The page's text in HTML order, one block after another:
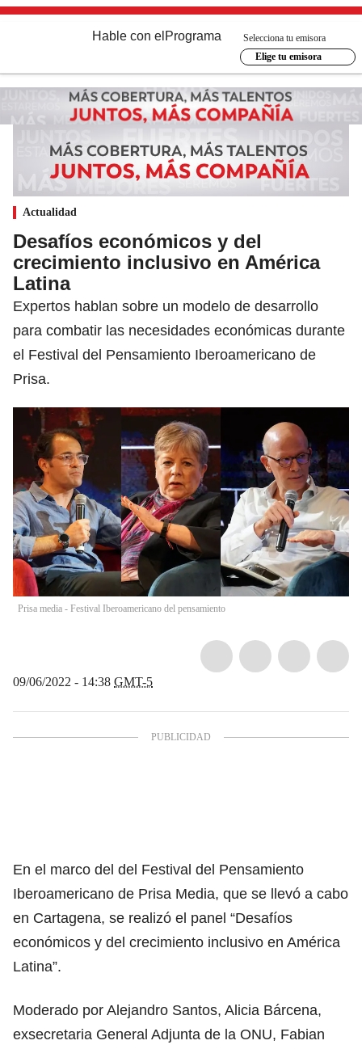
Hable con el Programa
Selecciona tu emisora
Elige tu emisora
Actualidad
Desafíos económicos y del
crecimiento inclusivo en América
Latina
Expertos hablan sobre un modelo de desarrollo
para combatir las necesidades económicas durante
el Festival del Pensamiento Iberoamericano de
Prisa.
Prisa media - Festival Iberoamericano del pensamiento
09/06/2022 - 14:38 GMT-5
En el marco del del Festival del Pensamiento
Iberoamericano de Prisa Media, que se llevó a cabo
en Cartagena, se realizó el panel “Desafíos
económicos y del crecimiento inclusivo en América
Latina”.
Moderado por Alejandro Santos, Alicia Bárcena,
exsecretaria General Adjunta de la ONU, Fabian